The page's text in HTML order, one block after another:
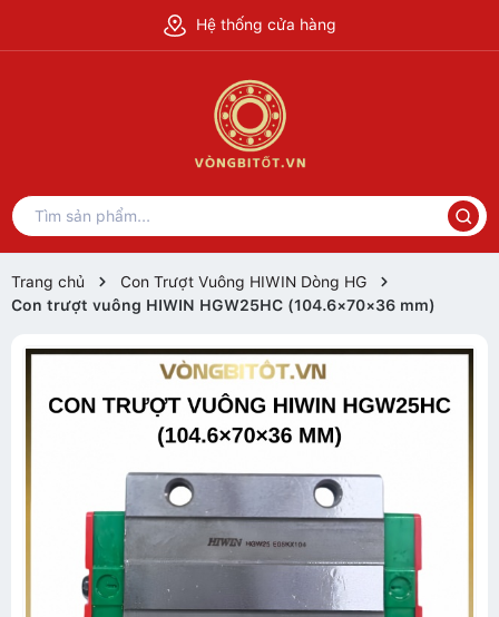
Hệ thống cửa hàng
Trang chủ
Con Trượt Vuông HIWIN Dòng HG
Con trượt vuông HIWIN HGW25HC (104.6×70×36 mm)